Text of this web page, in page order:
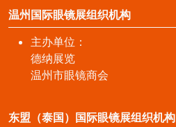
温州国际眼镜展组织机构
主办单位：
德纳展览
温州市眼镜商会
东盟（泰国）国际眼镜展组织机构